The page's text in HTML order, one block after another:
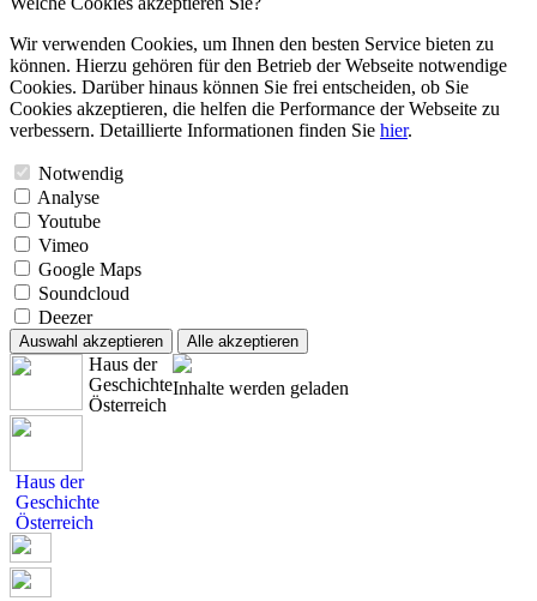
Wir verwenden Cookies, um Ihnen den besten Service bieten zu
können. Hierzu gehören für den Betrieb der Webseite notwendige
Cookies. Darüber hinaus können Sie frei entscheiden, ob Sie
Cookies akzeptieren, die helfen die Performance der Webseite zu
verbessern. Detaillierte Informationen finden Sie hier.
Notwendig
Analyse
Youtube
Vimeo
Google Maps
Soundcloud
Deezer
Auswahl akzeptieren Alle akzeptieren
Haus der
Geschichte
Österreich
Inhalte werden geladen
Haus der
Geschichte
Österreich